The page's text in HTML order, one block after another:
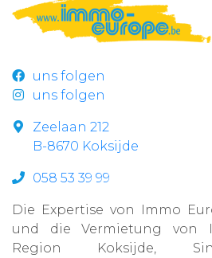
uns folgen
uns folgen
Zeelaan 212
B-8670 Koksijde
058 53 39 99
Die Expertise von Immo
und die Vermietung von
Region Koksijde,